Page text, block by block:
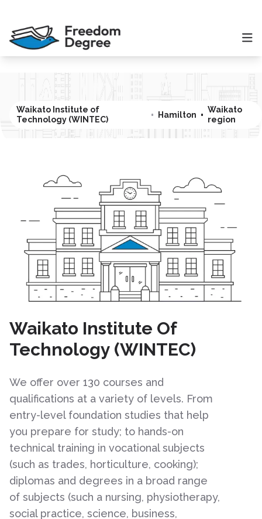
Waikato Institute of
Technology (WINTEC)
Hamilton
Waikato
region
Waikato Institute Of
Technology (WINTEC)
We offer over 130 courses and
qualifications at a variety of levels. From
entry-level foundation studies that help
you prepare for study; to hands-on
technical training in vocational subjects
(such as trades, horticulture, cooking);
diplomas and degrees in a broad range
of subjects (such a nursing, physiotherapy,
social practice, science, business,